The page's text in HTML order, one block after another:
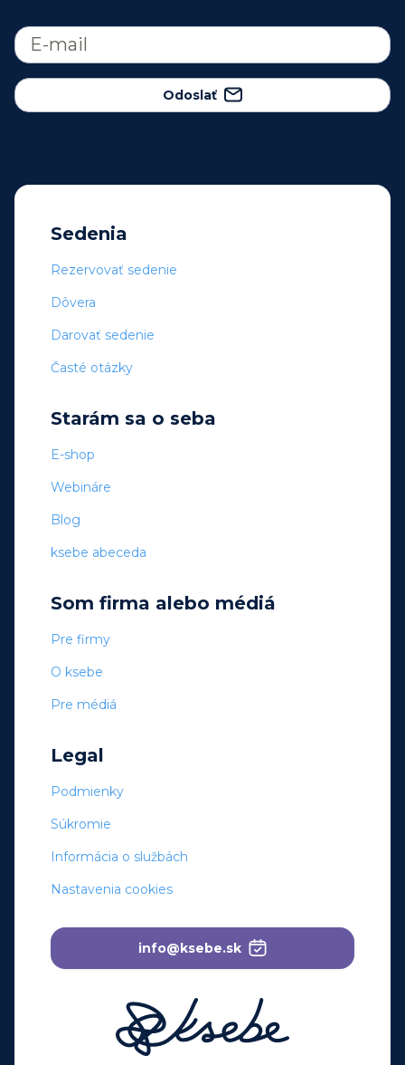
Odoslať
Sedenia
Rezervovať sedenie
Dôvera
Darovať sedenie
Časté otázky
Starám sa o seba
E-shop
Webináre
Blog
ksebe abeceda
Som firma alebo médiá
Pre firmy
O ksebe
Pre médiá
Legal
Podmienky
Súkromie
Informácia o službách
Nastavenia cookies
info@ksebe.sk